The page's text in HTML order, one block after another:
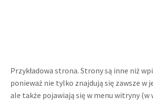
Przykładowa strona. Strony są inne niż
ponieważ nie tylko znajdują się zawsze w
ale także pojawiają się w menu witryny (w